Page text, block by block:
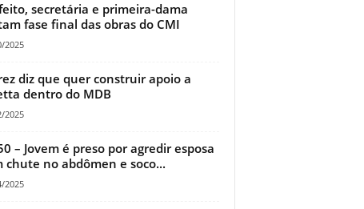
secretária e primeira-dama
fase final das obras do CMI
2025
diz que quer construir apoio a
dentro do MDB
2025
– Jovem é preso por agredir esposa
chute no abdômen e soco...
2025